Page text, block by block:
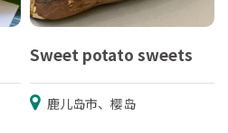
Sweet potato sweets
鹿儿岛市、樱岛